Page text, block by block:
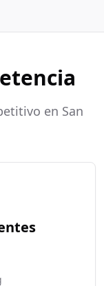
en San